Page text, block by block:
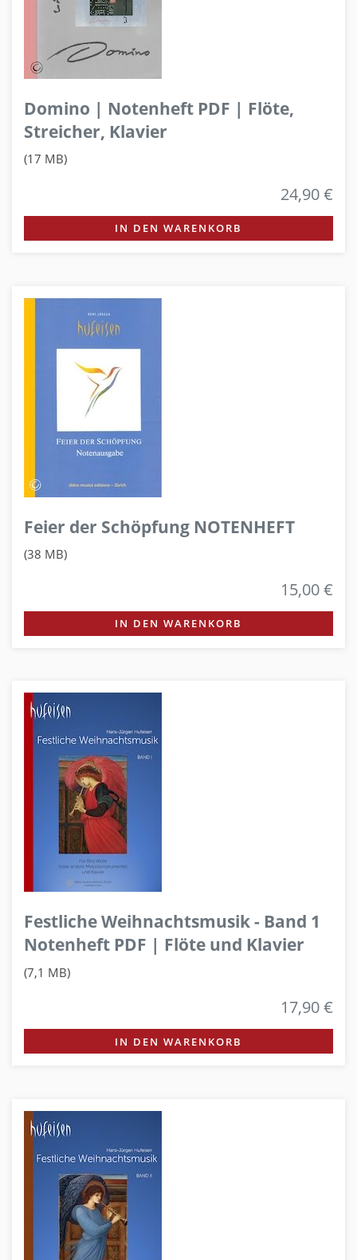
Domino | Notenheft PDF | Flöte,
Streicher, Klavier
(17 MB)
24,90 €
IN DEN WARENKORB
Feier der Schöpfung NOTENHEFT
(38 MB)
15,00 €
IN DEN WARENKORB
Festliche Weihnachtsmusik - Band 1
Notenheft PDF | Flöte und Klavier
(7,1 MB)
17,90 €
IN DEN WARENKORB